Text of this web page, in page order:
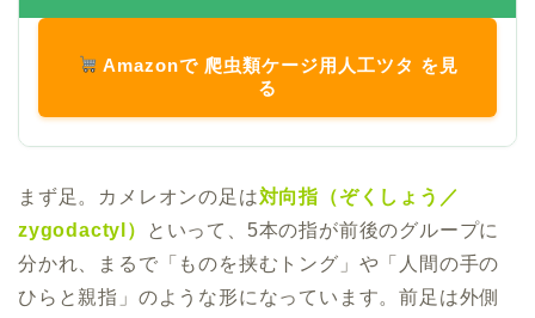
Amazonで 爬虫類ケージ用人工ツタ を見
る
まず足。カメレオンの足は対向指（ぞくしょう／
zygodactyl）
といって、5本の指が前後のグループに
分かれ、まるで「ものを挟むトング」や「人間の手の
ひらと親指」のような形になっています。前足は外側